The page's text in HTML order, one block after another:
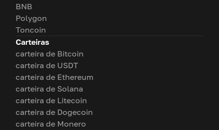
BNB
Polygon
Toncoin
Carteiras
carteira de Bitcoin
carteira de USDT
carteira de Ethereum
carteira de Solana
carteira de Litecoin
carteira de Dogecoin
carteira de Monero